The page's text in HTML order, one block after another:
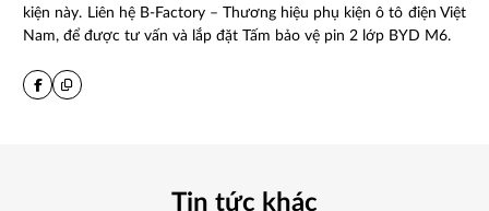
kiện này. Liên hệ B-Factory – Thương hiệu phụ kiện ô tô điện Việt
Nam, để được tư vấn và lắp đặt Tấm bảo vệ pin 2 lớp BYD M6.
Tin tức khác